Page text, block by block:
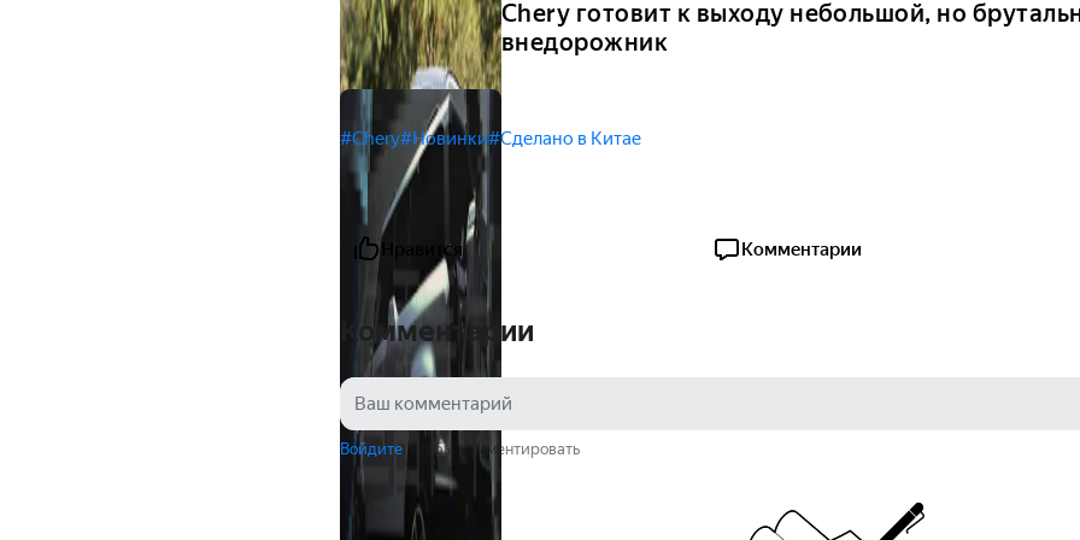
Chery готовит к выходу небольшой, но
внедорожник
#Chery#Новинки#Сделано в Китае
Нравится Комментарии
Комментарии
Войдите , чтобы комментировать